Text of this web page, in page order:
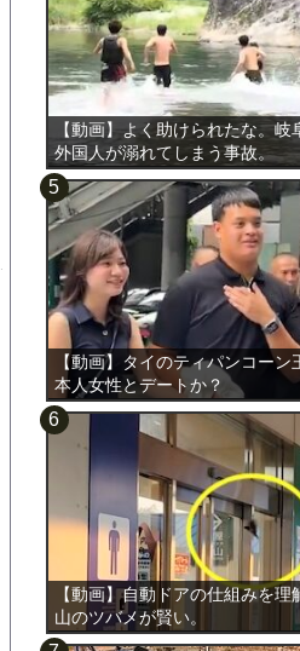
【動画】よく助けられたな。岐
外国人が溺れてしまう事故。
【動画】タイのティパンコーン
本人女性とデートか？
【動画】自動ドアの仕組みを理
山のツバメが賢い。